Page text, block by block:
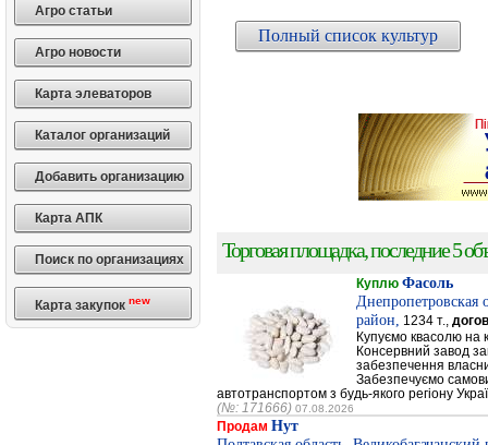
Агро статьи
Агро новости
Карта элеваторов
Каталог организаций
Добавить организацию
Карта АПК
Поиск по организациях
Карта закупок new
Полный список культур
Торговая площадка, последние 5
Куплю Фасоль
Днепропетровская
район, 1234 т.,
Купуємо квасолю на
Консервний завод
забезпечення
Забезпечуємо
автотранспортом з будь-якого регіону
(№: 171666) 07.08.2026
Продам Нут